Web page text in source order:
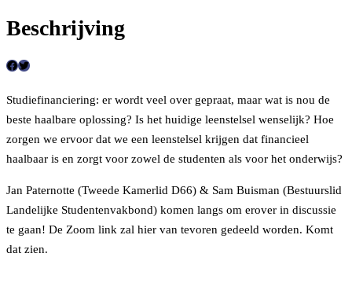
Beschrijving
F
a
c
b
o
k
T
w
r
Studiefinanciering: er wordt veel over gepraat, maar wat is nou de
beste haalbare oplossing? Is het huidige leenstelsel wenselijk? Hoe
zorgen we ervoor dat we een leenstelsel krijgen dat financieel
haalbaar is en zorgt voor zowel de studenten als voor het onderwijs?
Jan Paternotte (Tweede Kamerlid D66) & Sam Buisman (Bestuurslid
Landelijke Studentenvakbond) komen langs om erover in discussie
te gaan! De Zoom link zal hier van tevoren gedeeld worden. Komt
dat zien.